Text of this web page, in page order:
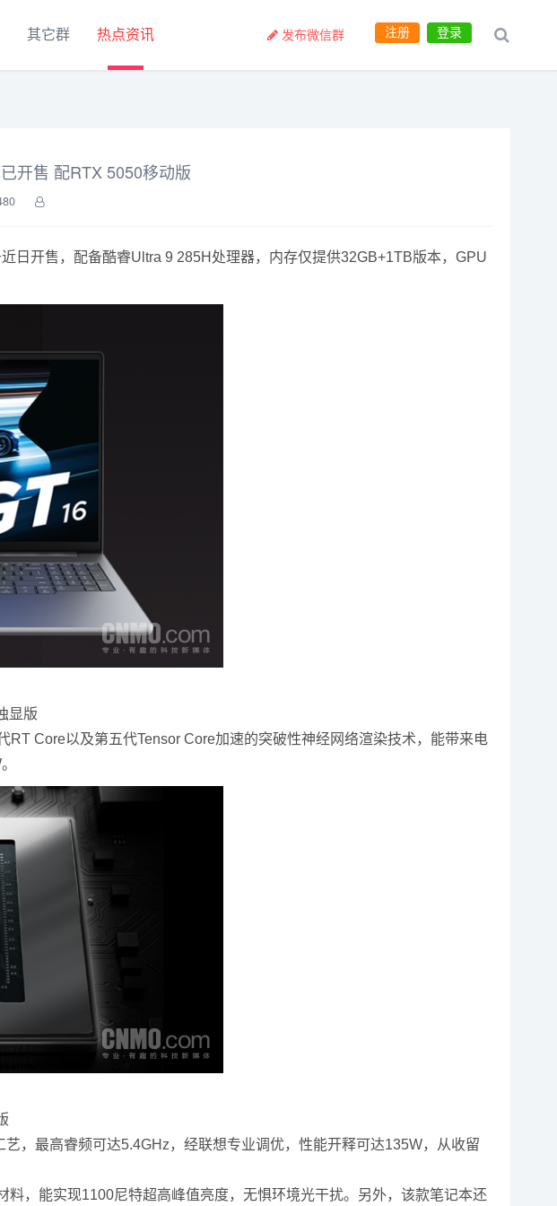
其它群 热点资讯 登录
注册
发布微信群
开售 配RTX 5050移动版
日开售，配备酷睿Ultra 9 285H处理器，内存仅提供32GB+1TB版本，GPU
显版
Core以及第五代Tensor Core加速的突破性神经网络渲染技术，能带来电
最高睿频可达5.4GHz，经联想专业调优，性能开释可达135W，从收留
，能实现1100尼特超高峰值亮度，无惧环境光干扰。另外，该款笔记本还